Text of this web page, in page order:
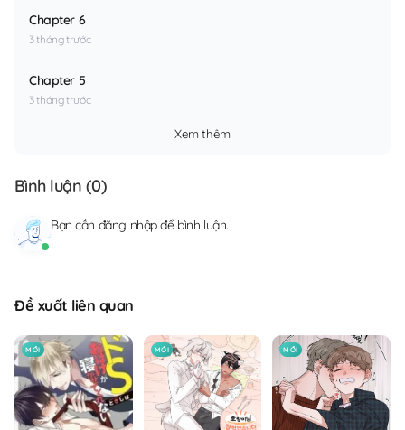
Chapter 6
3 tháng trước
Chapter 5
3 tháng trước
Xem thêm
Bình luận (0)
Bạn cần đăng nhậpđể bình luận.
Đề xuất liên quan
MỚI MỚI MỚI